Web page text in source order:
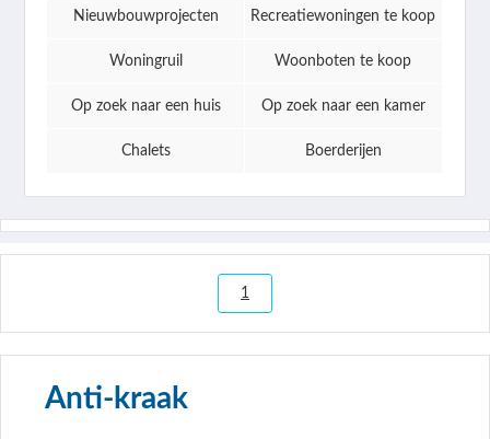
Nieuwbouwprojecten Recreatiewoningen te koop
Woningruil Woonboten te koop
Op zoek naar een huis Op zoek naar een kamer
Chalets Boerderijen
1
Anti-kraak